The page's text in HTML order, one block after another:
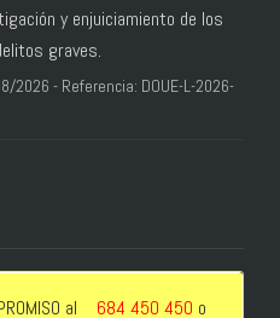
y enjuiciamiento de los
graves.
2026 - Referencia: DOUE-L-2026-
al 684 450 450 o